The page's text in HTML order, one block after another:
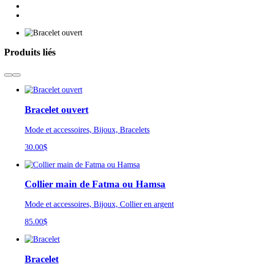
Produits liés
Bracelet ouvert
Mode et accessoires, Bijoux, Bracelets
30.00$
Collier main de Fatma ou Hamsa
Mode et accessoires, Bijoux, Collier en argent
85.00$
Bracelet